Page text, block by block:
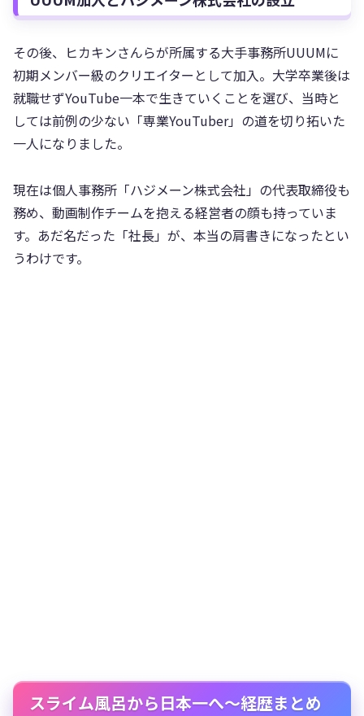
その後、ヒカキンさんらが所属する大手事務所UUUMに
初期メンバー級のクリエイターとして加入。大学卒業後は
就職せずYouTube一本で生きていくことを選び、当時と
しては前例の少ない「専業YouTuber」の道を切り拓いた
一人になりました。
現在は個人事務所「ハジメーン株式会社」の代表取締役も
務め、動画制作チームを抱える経営者の顔も持っていま
す。あだ名だった「社長」が、本当の肩書きになったとい
うわけです。
スライム風呂から日本一へ～経歴まとめ